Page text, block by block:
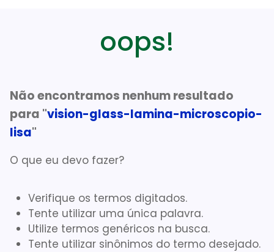
oops!
Não encontramos nenhum resultado
para "vision-glass-lamina-microscopio-
lisa"
O que eu devo fazer?
Verifique os termos digitados.
Tente utilizar uma única palavra.
Utilize termos genéricos na busca.
Tente utilizar sinônimos do termo desejado.
5º Littmann
6º Absorvente Geriatrico
7º
8º Aparelho Pressão
10º Gaze